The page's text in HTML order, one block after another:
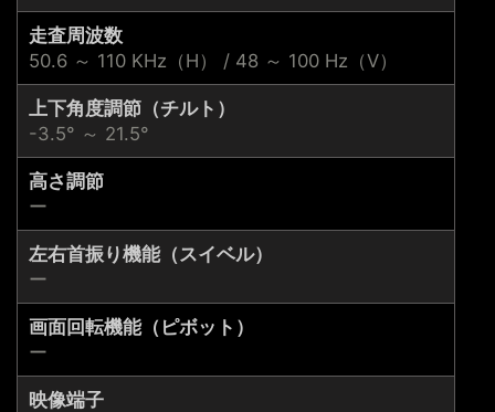
走査周波数
50.6 ～ 110 KHz（H） / 48 ～ 100 Hz（V）
上下角度調節（チルト）
-3.5° ～ 21.5°
高さ調節
ー
左右首振り機能（スイベル）
ー
画面回転機能（ピボット）
ー
映像端子